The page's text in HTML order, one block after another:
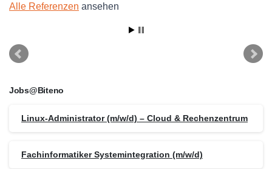
Alle Referenzen ansehen
Jobs@Biteno
Linux-Administrator (m/w/d) – Cloud & Rechenzentrum
Fachinformatiker Systemintegration (m/w/d)